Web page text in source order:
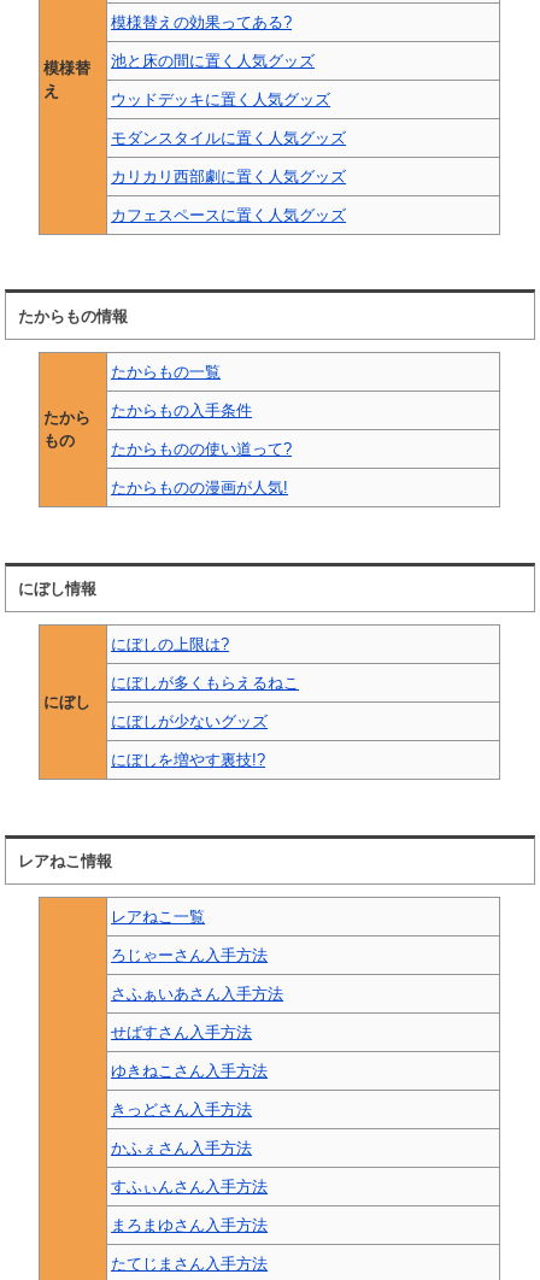
模様替
え
模様替えの効果ってある?
池と床の間に置く人気グッズ
ウッドデッキに置く人気グッズ
モダンスタイルに置く人気グッズ
カリカリ西部劇に置く人気グッズ
カフェスペースに置く人気グッズ
たからもの情報
たから
もの
たからもの一覧
たからもの入手条件
たからものの使い道って?
たからものの漫画が人気!
にぼし情報
にぼし
にぼしの上限は?
にぼしが多くもらえるねこ
にぼしが少ないグッズ
にぼしを増やす裏技!?
レアねこ情報
レアねこ一覧
ろじゃーさん入手方法
さふぁいあさん入手方法
せばすさん入手方法
ゆきねこさん入手方法
きっどさん入手方法
かふぇさん入手方法
すふぃんさん入手方法
まろまゆさん入手方法
たてじまさん入手方法